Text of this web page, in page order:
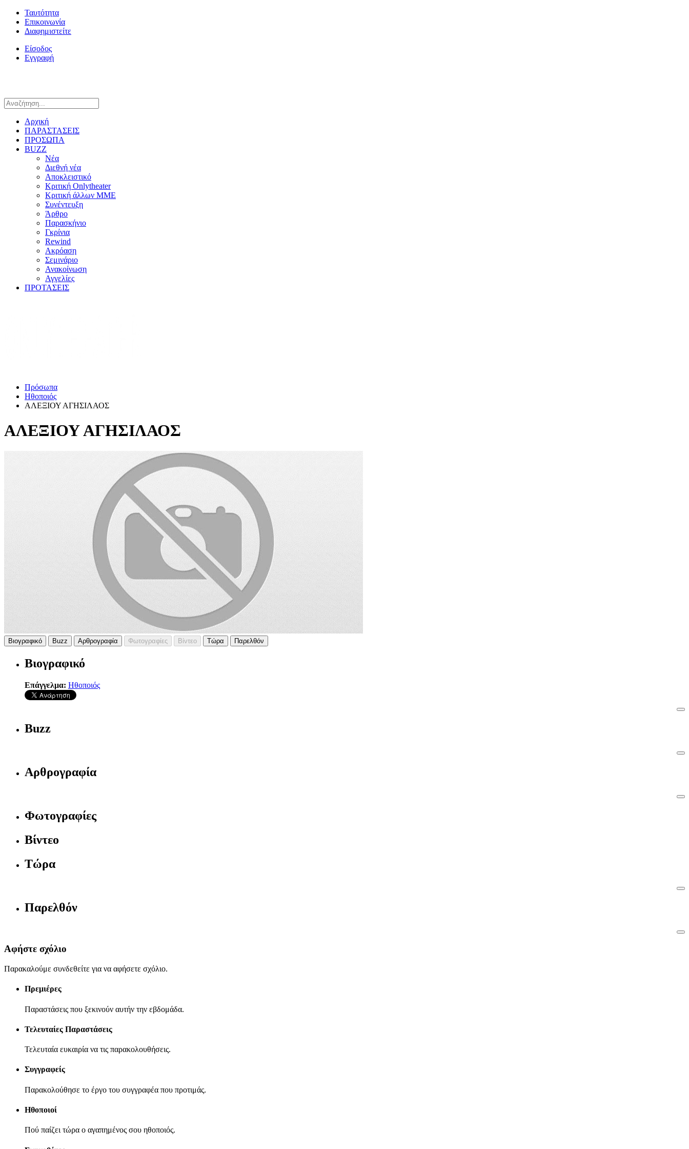
Ταυτότητα
Επικοινωνία
Διαφημιστείτε
Είσοδος
Εγγραφή
Αρχική
ΠΑΡΑΣΤΑΣΕΙΣ
ΠΡΟΣΩΠΑ
BUZZ
Νέα
Διεθνή νέα
Αποκλειστικό
Κριτική Onlytheater
Κριτική άλλων ΜΜΕ
Συνέντευξη
Άρθρο
Παρασκήνιο
Γκρίνια
Rewind
Ακρόαση
Σεμινάριο
Ανακοίνωση
Αγγελίες
ΠΡΟΤΑΣΕΙΣ
Πρόσωπα
Ηθοποιός
ΑΛΕΞΙΟΥ ΑΓΗΣΙΛΑΟΣ
ΑΛΕΞΙΟΥ ΑΓΗΣΙΛΑΟΣ
Βιογραφικό Buzz Αρθρογραφία Φωτογραφίες Βίντεο Τώρα Παρελθόν
Βιογραφικό
Επάγγελμα: Ηθοποιός
Buzz
Αρθρογραφία
Φωτογραφίες
Βίντεο
Τώρα
Παρελθόν
Αφήστε σχόλιο
Παρακαλούμε συνδεθείτε για να αφήσετε σχόλιο.
Πρεμιέρες
Παραστάσεις που ξεκινούν αυτήν την εβδομάδα.
Τελευταίες Παραστάσεις
Τελευταία ευκαιρία να τις παρακολουθήσεις.
Συγγραφείς
Παρακολούθησε το έργο του συγγραφέα που προτιμάς.
Ηθοποιοί
Πού παίζει τώρα ο αγαπημένος σου ηθοποιός.